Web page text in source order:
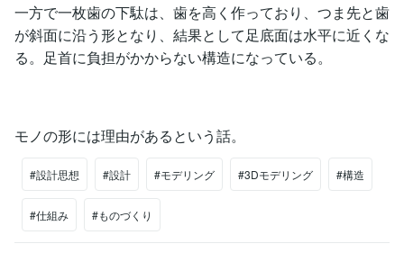
一方で一枚歯の下駄は、歯を高く作っており、つま先と歯
が斜面に沿う形となり、結果として足底面は水平に近くな
る。足首に負担がかからない構造になっている。
モノの形には理由があるという話。
#設計思想 #設計 #モデリング #3Dモデリング #構造
#仕組み #ものづくり